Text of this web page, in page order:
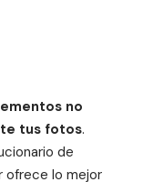
no
tus fotos.
de
ofrece lo mejor